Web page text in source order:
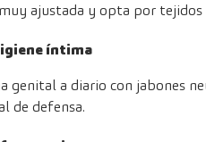
ajustada y opta por
íntima
genital a diario con jabones
de defensa.